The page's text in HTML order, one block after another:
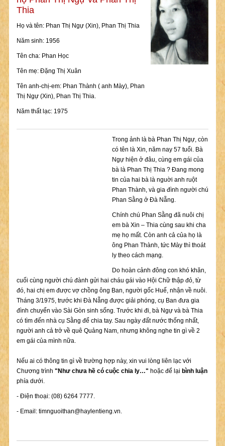
Thia
Họ và tên: Phan Thị Ngự (Xin), Phan Thị Thia
Năm sinh: 1956
Tên cha: Phan Học
Tên mẹ: Đặng Thị Xuân
Tên anh-chị-em: Phan Thành ( anh Mày), Phan
Thị Ngự (Xin), Phan Thị Thia.
Năm thất lạc: 1975
Trong ảnh là bà Phan Thị Ngự, còn
có tên là Xin, năm nay 57 tuổi. Bà
Ngự hiện ở đâu, cùng em gái của
bà là Phan Thị Thia ? Đang mong
tin của hai bà là nguời anh ruột
Phan Thành, và gia đình người chú
Phan Sằng ở Đà Nẵng.
Chính chú Phan Sằng đã nuôi chị
em bà Xin – Thia cùng sau khi cha
mẹ họ mất. Còn anh cả của họ là
ông Phan Thành, tức Mày thì thoát
ly theo cách mạng.
Do hoàn cảnh đông con khó khăn,
cuối cùng người chú đành gửi hai cháu gái vào Hội Chữ thập đỏ, từ
đó, hai chị em được vợ chồng ông Ban, người gốc Huế, nhận về nuôi.
Tháng 3/1975, trước khi Đà Nẵng được giải phóng, cụ Ban đưa gia
đình chuyển vào Sài Gòn sinh sống. Trước khi đi, bà Ngự và bà Thia
có tìm đến nhà cụ Sằng để chia tay. Sau ngày đất nước thống nhất,
người anh cả trở về quê Quảng Nam, nhưng không nghe tin gì về 2
em gái của mình nữa.
Nếu ai có thông tin gì về trường hợp này, xin vui lòng liên lạc với
Chương trình "Như chưa hề có cuộc chia ly…" hoặc để lại bình luận
phía dưới.
- Điện thoại: (08) 6264 7777.
- Email: timnguoithan@haylentieng.vn.